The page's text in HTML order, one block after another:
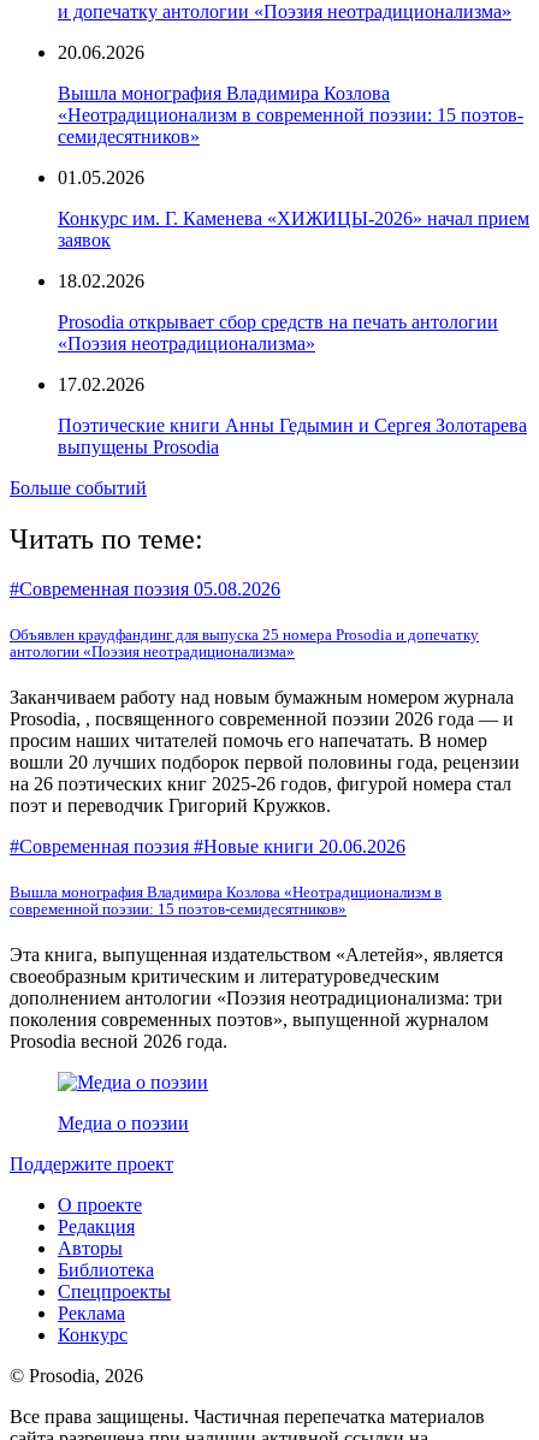
и допечатку антологии «Поэзия неотрадиционализма»
20.06.2026
Вышла монография Владимира Козлова
«Неотрадиционализм в современной поэзии: 15 поэтов-
семидесятников»
01.05.2026
Конкурс им. Г. Каменева «ХИЖИЦЫ-2026» начал прием
заявок
18.02.2026
Prosodia открывает сбор средств на печать антологии
«Поэзия неотрадиционализма»
17.02.2026
Поэтические книги Анны Гедымин и Сергея Золотарева
выпущены Prosodia
Больше событий
Читать по теме:
#Современная поэзия 05.08.2026
Объявлен краудфандинг для выпуска 25 номера Prosodia и допечатку
антологии «Поэзия неотрадиционализма»
Заканчиваем работу над новым бумажным номером журнала
Prosodia, , посвященного современной поэзии 2026 года — и
просим наших читателей помочь его напечатать. В номер
вошли 20 лучших подборок первой половины года, рецензии
на 26 поэтических книг 2025-26 годов, фигурой номера стал
поэт и переводчик Григорий Кружков.
#Современная поэзия #Новые книги 20.06.2026
Вышла монография Владимира Козлова «Неотрадиционализм в
современной поэзии: 15 поэтов-семидесятников»
Эта книга, выпущенная издательством «Алетейя», является
своеобразным критическим и литературоведческим
дополнением антологии «Поэзия неотрадиционализма: три
поколения современных поэтов», выпущенной журналом
Prosodia весной 2026 года.
Медиа о поэзии
Поддержите проект
О проекте
Редакция
Авторы
Библиотека
Спецпроекты
Реклама
Конкурс
© Prosodia, 2026
Все права защищены. Частичная перепечатка материалов